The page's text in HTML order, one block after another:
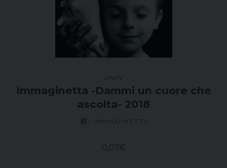
UNPV
Immaginetta -Dammi un cuore che
ascolta- 2018
IMMAGINETTA
0,07€